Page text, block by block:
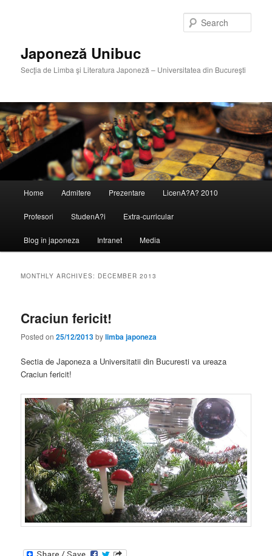
Japoneză Unibuc
Secţia de Limba şi Literatura Japoneză – Universitatea din Bucureşti
Home Admitere Prezentare LicenA?A? 2010
Profesori StudenA?i Extra-curricular
Blog în japoneza Intranet Media
MONTHLY ARCHIVES: DECEMBER 2013
Craciun fericit!
Posted on25/12/2013bylimba japoneza
Sectia de Japoneza a Universitatii din Bucuresti va ureaza
Craciun fericit!